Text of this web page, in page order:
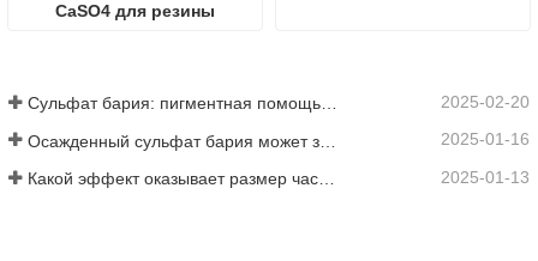
CaSO4 для резины
Сульфат бария: пигментная помощь, наполнитель и энхансер в нескольких отраслях промышленности 2025-02-20
2025-01-16
2025-01-13